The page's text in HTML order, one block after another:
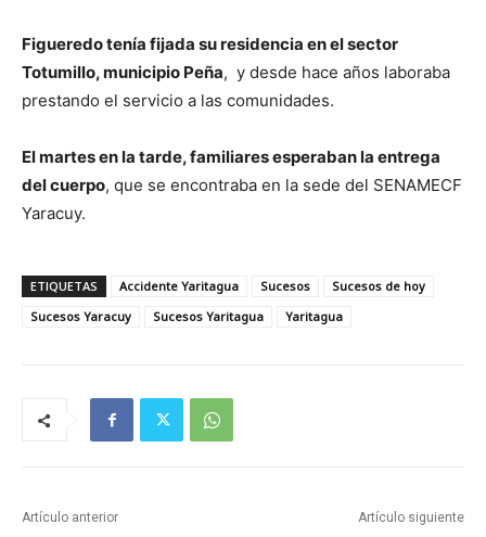
Figueredo tenía fijada su residencia en el sector
Totumillo, municipio Peña, y desde hace años laboraba
prestando el servicio a las comunidades.
El martes en la tarde, familiares esperaban la entrega
del cuerpo, que se encontraba en la sede del SENAMECF
Yaracuy.
ETIQUETAS Accidente Yaritagua Sucesos
Sucesos de hoy
Sucesos Yaracuy
Sucesos Yaritagua Yaritagua
Artículo anterior Artículo siguiente